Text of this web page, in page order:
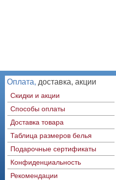
Оплата, доставка, акции
Скидки и акции
Способы оплаты
Доставка товара
Таблица размеров белья
Подарочные сертификаты
Конфиденциальность
Рекомендации